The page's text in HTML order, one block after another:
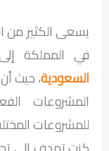
يسعى الكثير من
في المملكة
السعودية، حيث
المشروعات
للمشروعات